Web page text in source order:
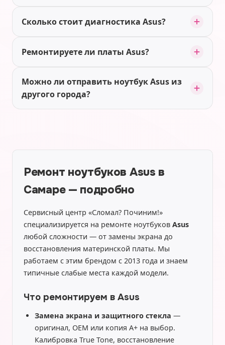
Сколько стоит диагностика Asus?
Ремонтируете ли платы Asus?
Можно ли отправить ноутбук Asus из
другого города?
Ремонт ноутбуков Asus в
Самаре — подробно
Сервисный центр «Сломал? Починим!»
специализируется на ремонте ноутбуков Asus
любой сложности — от замены экрана до
восстановления материнской платы. Мы
работаем с этим брендом с 2013 года и знаем
типичные слабые места каждой модели.
Что ремонтируем в Asus
Замена экрана и защитного стекла —
оригинал, OEM или копия A+ на выбор.
Калибровка True Tone, восстановление